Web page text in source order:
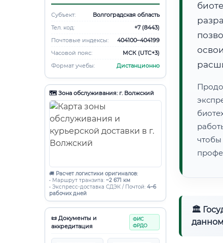
Субъект:
Волгоградская область
Тел. код:
+7 (8443)
Почтовые индексы:
404100–404199
Часовой пояс:
МСК (UTC+3)
Формат учебы:
Дистанционно
🗺️ Зона обслуживания: г. Волжский
🚚 Расчет логистики оригиналов:
• Маршрут транзита: ~2 671 км
• Экспресс-доставка СДЭК / Почтой: 4–6
рабочих дней
📜 Документы и
аккредитация
ФИС
ФРДО
🏛